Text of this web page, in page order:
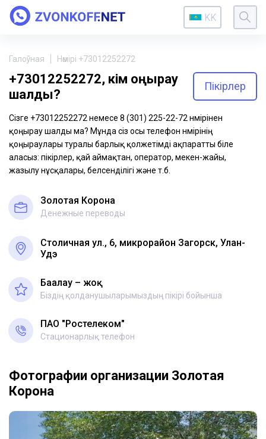
KK
Галоўная Нөмірі +73012252272
+73012252272, кім қоңырау
шалды?
Пікірлер
Сізге +73012252272 немесе 8 (301) 225-22-72 нөмірінен
қоңырау шалды ма? Мұнда сіз осы телефон нөмірінің
қоңыраулары туралы барлық қолжетімді ақпаратты біле
аласыз: пікірлер, қай аймақтан, оператор, мекен-жайы,
жазылу нұсқалары, белсенділігі және т.б.
Золотая Корона
Денежные переводы
Столичная ул., 6, микрорайон Загорск, Улан-
Удэ
Бағалау – жоқ
Біздің қолданушыларымыздың пікірі бойынша
ПАО "Ростелеком"
Стационарлық телефон
Фотографии организации Золотая
Корона